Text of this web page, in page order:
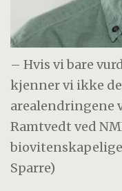
– Hvis vi bare
kjenner vi ikke
arealendringene
Ramtvedt ved
Sparre)